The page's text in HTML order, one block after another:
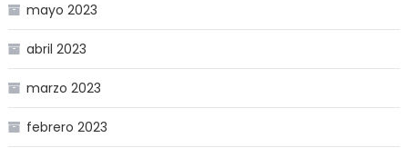
mayo 2023
abril 2023
marzo 2023
febrero 2023